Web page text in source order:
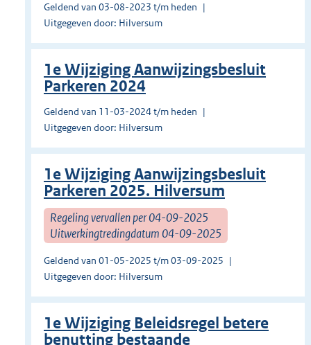
Geldend van 03-08-2023 t/m heden
Uitgegeven door: Hilversum
1e Wijziging Aanwijzingsbesluit
Parkeren 2024
Geldend van 11-03-2024 t/m heden
Uitgegeven door: Hilversum
1e Wijziging Aanwijzingsbesluit
Parkeren 2025. Hilversum
Regeling vervallen per 04-09-2025
Uitwerkingtredingdatum 04-09-2025
Geldend van 01-05-2025 t/m 03-09-2025
Uitgegeven door: Hilversum
1e Wijziging Beleidsregel betere
benutting bestaande